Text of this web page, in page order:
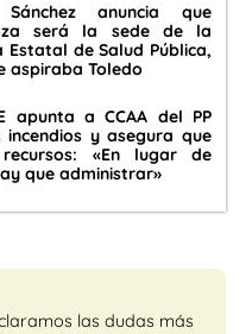
Sánchez anuncia que
será la sede de la
Estatal de Salud Pública,
aspiraba Toledo
apunta a CCAA del PP
y asegura que
«En lugar de
que administrar»
las dudas más